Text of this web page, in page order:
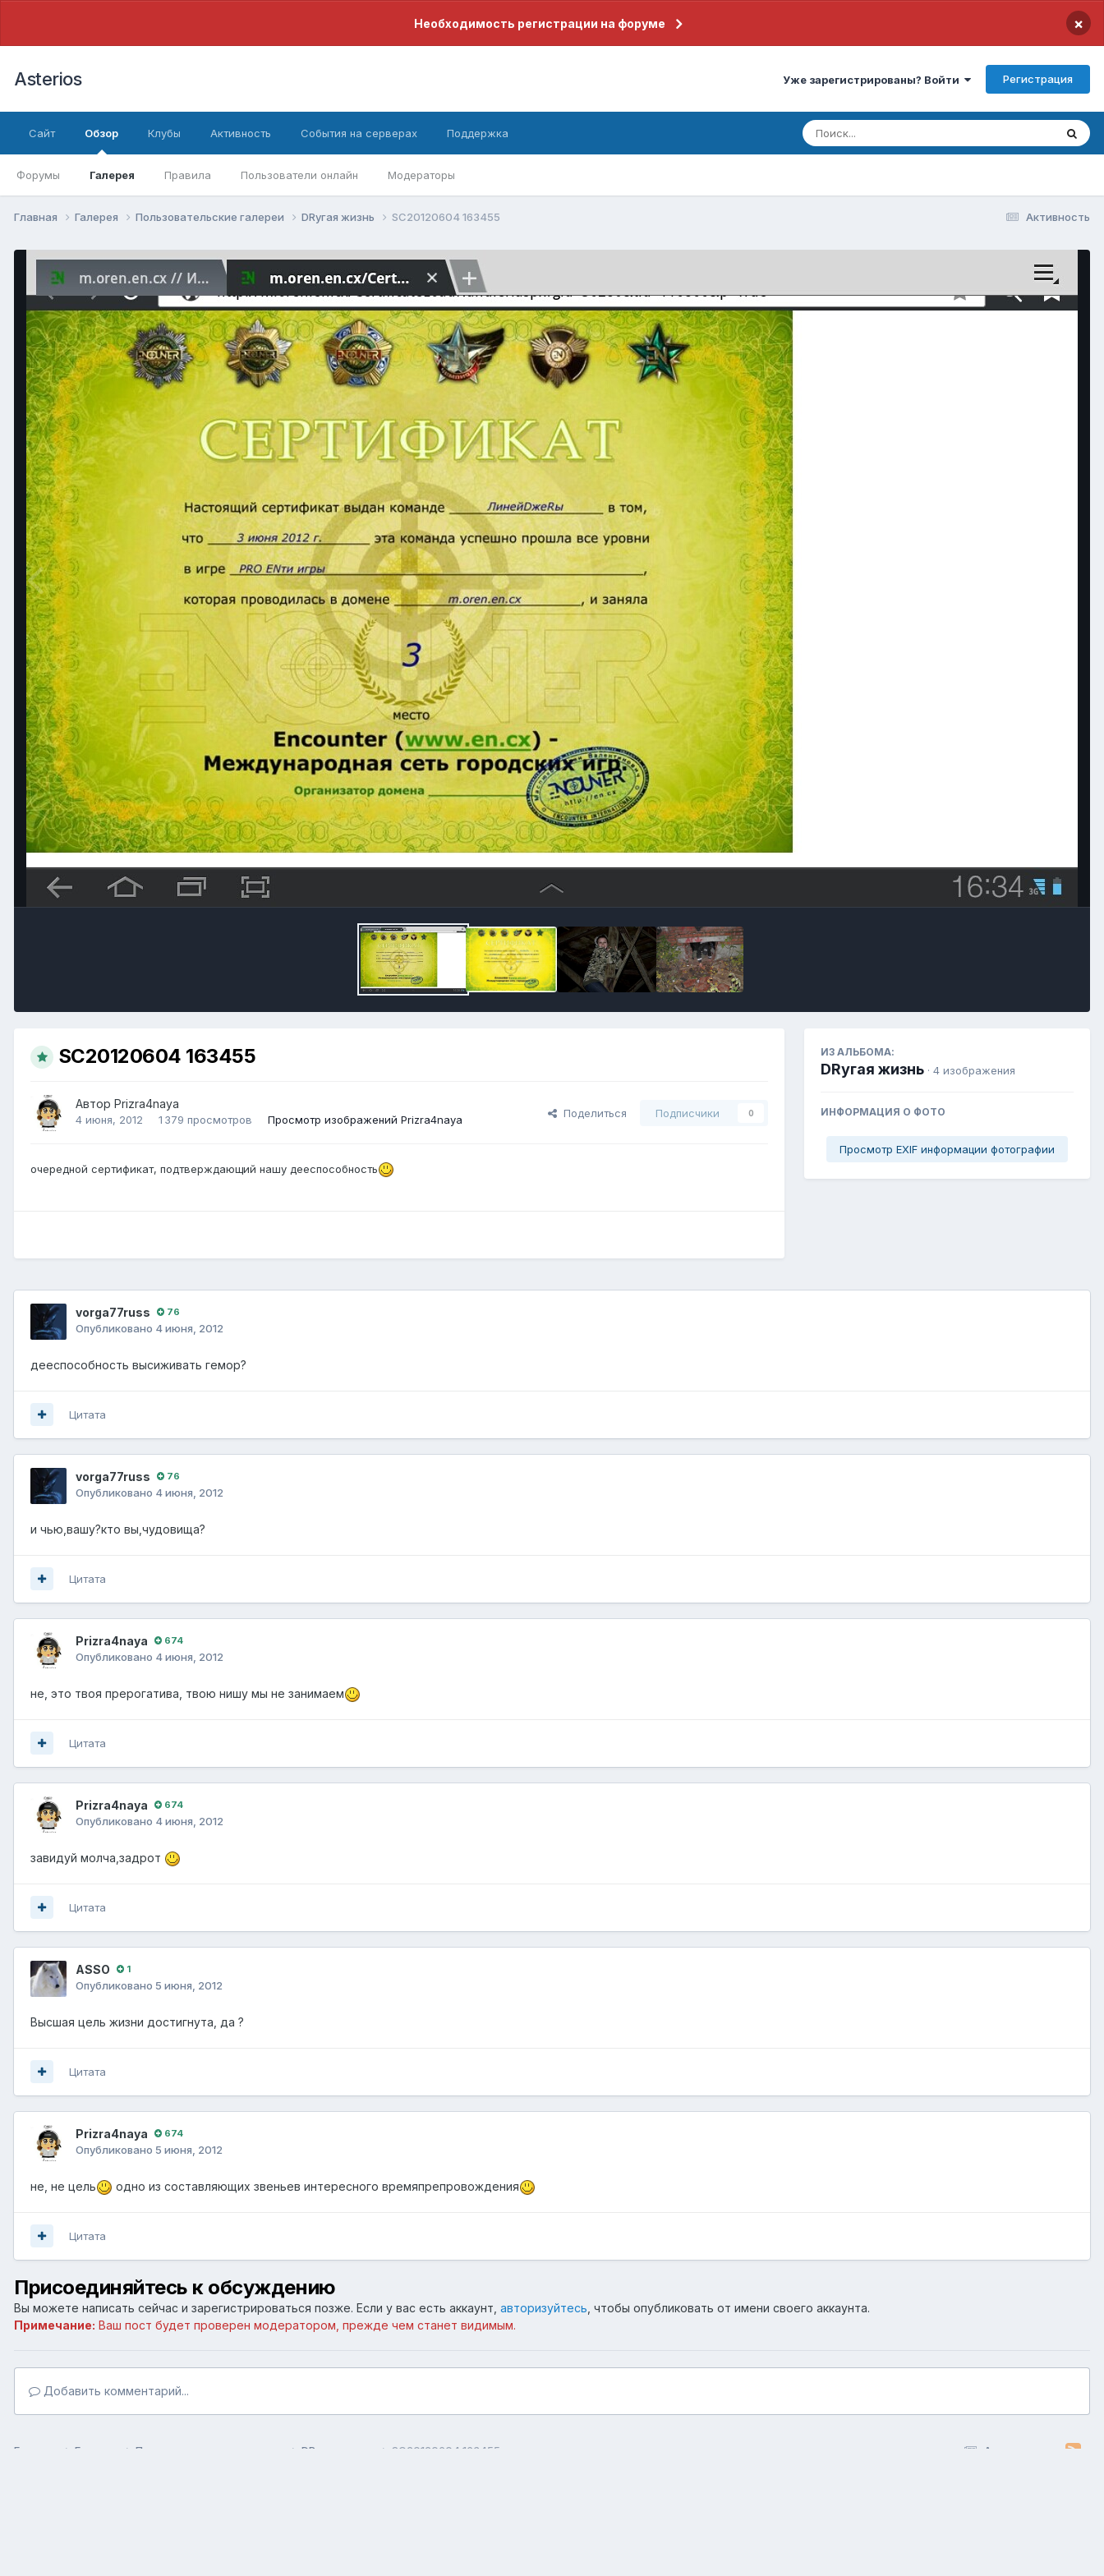
Необходимость регистрации на форуме ×
Asterios Уже зарегистрированы? Войти Регистрация
Сайт Обзор
Форумы Галерея Правила Пользователи онлайн Модераторы
Клубы Активность События на серверах Поддержка
Активность
Главная Галерея Пользовательские галереи DRугая жизнь SC20120604 163455
Инструменты
SC20120604 163455
Автор Prizra4naya
4 июня, 2012 1 379 просмотров Просмотр изображений Prizra4naya
Поделиться Подписчики 0
очередной сертификат, подтверждающий нашу дееспособность
ИЗ АЛЬБОМА:
DRугая жизнь · 4 изображения
ИНФОРМАЦИЯ О ФОТО
Просмотр EXIF информации фотографии
vorga77russ 76
Опубликовано 4 июня, 2012
дееспособность высиживать гемор?
Цитата
vorga77russ 76
Опубликовано 4 июня, 2012
и чью,вашу?кто вы,чудовища?
Цитата
Prizra4naya 674
Опубликовано 4 июня, 2012
не, это твоя прерогатива, твою нишу мы не занимаем
Цитата
Prizra4naya 674
Опубликовано 4 июня, 2012
завидуй молча,задрот
Цитата
ASSO 1
Опубликовано 5 июня, 2012
Высшая цель жизни достигнута, да ?
Цитата
Prizra4naya 674
Опубликовано 5 июня, 2012
не, не цель одно из составляющих звеньев интересного времяпрепровождения
Цитата
Присоединяйтесь к обсуждению
Вы можете написать сейчас и зарегистрироваться позже. Если у вас есть аккаунт, авторизуйтесь , чтобы опубликовать от имени своего аккаунта.
Примечание: Ваш пост будет проверен модератором, прежде чем станет видимым.
Добавить комментарий...
Активность
Главная Галерея Пользовательские галереи DRугая жизнь SC20120604 163455